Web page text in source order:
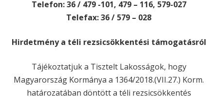
Telefon: 36 / 479 -101, 479 – 116, 579-027
Telefax: 36 / 579 – 028
Hirdetmény a téli rezsicsökkentési támogatásról
Tájékoztatjuk a Tisztelt Lakosságok, hogy
Magyarország Kormánya a 1364/2018.(VII.27.) Korm.
határozatában döntött a téli rezsicsökkentés